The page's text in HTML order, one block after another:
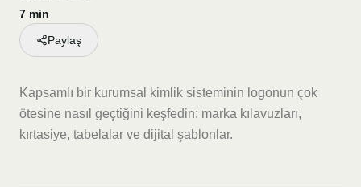
7 min
Paylaş
Kapsamlı bir kurumsal kimlik sisteminin logonun çok
ötesine nasıl geçtiğini keşfedin: marka kılavuzları,
kırtasiye, tabelalar ve dijital şablonlar.